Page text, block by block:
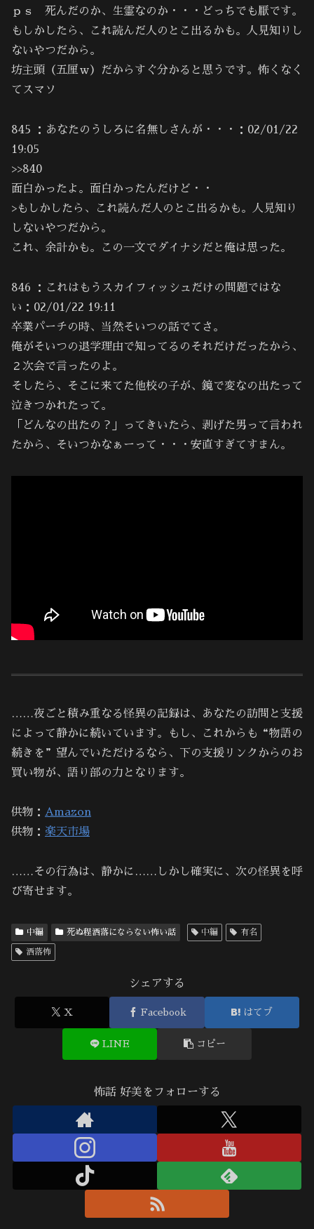
ｐｓ 死んだのか、生霊なのか・・・どっちでも厭です。
もしかしたら、これ読んだ人のとこ出るかも。人見知りし
ないやつだから。
坊主頭（五厘ｗ）だからすぐ分かると思うです。怖くなく
てスマソ
845 ：あなたのうしろに名無しさんが・・・：02/01/22
19:05
>>840
面白かったよ。面白かったんだけど・・
>もしかしたら、これ読んだ人のとこ出るかも。人見知り
しないやつだから。
これ、余計かも。この一文でダイナシだと俺は思った。
846 ：これはもうスカイフィッシュだけの問題ではな
い：02/01/22 19:11
卒業パーチの時、当然そいつの話でてさ。
俺がそいつの退学理由で知ってるのそれだけだったから、
２次会で言ったのよ。
そしたら、そこに来てた他校の子が、鏡で変なの出たって
泣きつかれたって。
「どんなの出たの？」ってきいたら、剥げた男って言われ
たから、そいつかなぁーって・・・安直すぎてすまん。
……夜ごと積み重なる怪異の記録は、あなたの訪問と支援
によって静かに続いています。もし、これからも“物語の
続きを”望んでいただけるなら、下の支援リンクからのお
買い物が、語り部の力となります。
供物： Amazon
供物： 楽天市場
……その行為は、静かに……しかし確実に、次の怪異を呼
び寄せます。
中編 死ぬ程洒落にならない怖い話 中編 有名
洒落怖
シェアする
X Facebook はてブ
LINE コピー
怖話 好美をフォローする